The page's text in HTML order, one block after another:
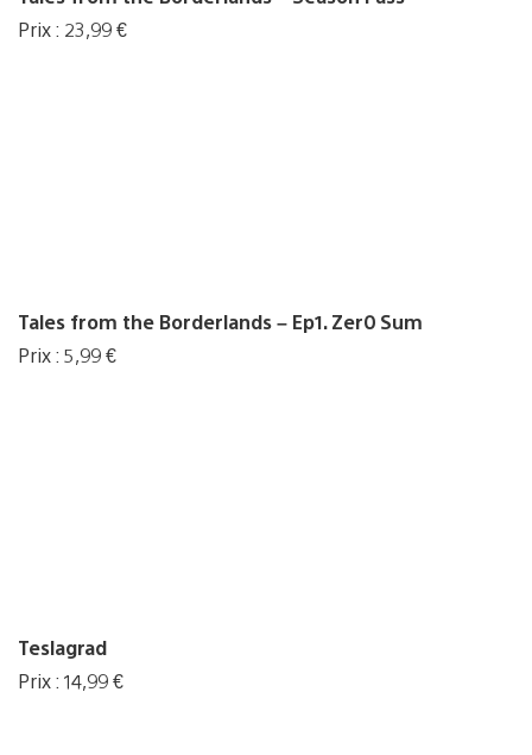
Prix : 23,99 €
Tales from the Borderlands – Ep1. Zer0 Sum
Prix : 5,99 €
Teslagrad
Prix : 14,99 €